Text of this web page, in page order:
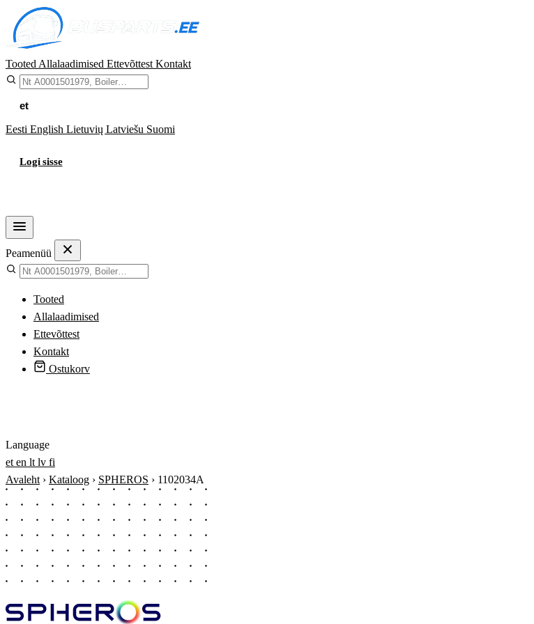
Tooted Allalaadimised Ettevõttest Kontakt
et
Eesti English Lietuvių Latviešu Suomi
Logi sisse
Peamenüü
Tooted
Allalaadimised
Ettevõttest
Kontakt
Ostukorv
Language
et en lt lv fi
Avaleht › Kataloog › SPHEROS › 1102034A